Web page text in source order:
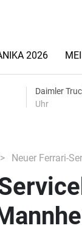
2026
Daimler
Uhr
Neuer Ferrari-